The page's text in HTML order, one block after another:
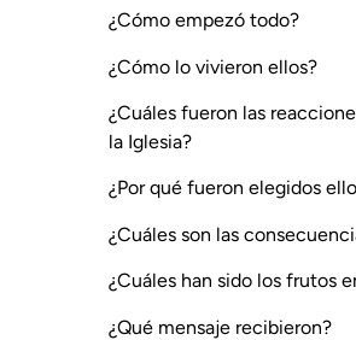
¿Cómo empezó todo?
¿Cómo lo vivieron ellos?
¿Cuáles fueron las
la Iglesia?
¿Por qué fueron elegidos
¿Cuáles son las
¿Cuáles han sido los frutos
¿Qué mensaje recibieron?